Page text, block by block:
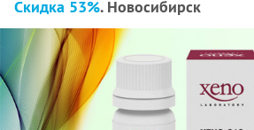
Скидка 53%. Новосибирск